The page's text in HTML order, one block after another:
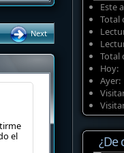
Next
el
Este
Total
Total
Hoy:
Ayer:
¿De